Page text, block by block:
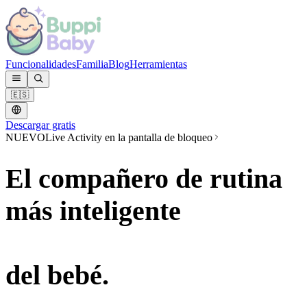
FuncionalidadesFamiliaBlogHerramientas
🇪🇸
Descargar gratis
NUEVOLive Activity en la pantalla de bloqueo
El compañero de rutina
más inteligente
del bebé.